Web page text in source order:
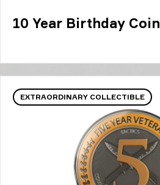
10 Year Birthday Coin
EXTRAORDINARY COLLECTIBLE